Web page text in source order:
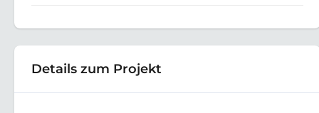
Details zum Projekt